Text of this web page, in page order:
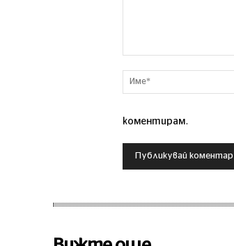
коментирам.